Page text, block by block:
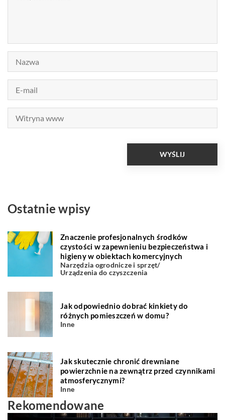
Ostatnie wpisy
Znaczenie profesjonalnych środków
czystości w zapewnieniu bezpieczeństwa i
higieny w obiektach komercyjnych
Narzędzia ogrodnicze i sprzęt/
Urządzenia do czyszczenia
Jak odpowiednio dobrać kinkiety do
różnych pomieszczeń w domu?
Inne
Jak skutecznie chronić drewniane
powierzchnie na zewnątrz przed czynnikami
atmosferycznymi?
Inne
Rekomendowane